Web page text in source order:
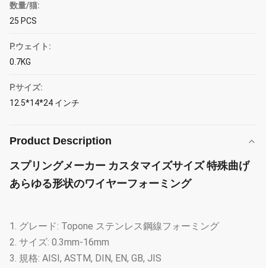
数量/猫:
25 PCS
P.ウェイト:
0.7KG
P.サイズ:
12.5*14*24 インチ
Product Description
スプリングメーカー カスタマイズサイズ 特殊曲げ
あらゆる形状のワイヤーフォーミング
1. グレード: Topone ステンレス鋼線フォーミング
2. サイズ: 0.3mm-16mm
3. 規格: AISI, ASTM, DIN, EN, GB, JIS